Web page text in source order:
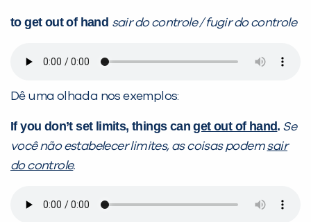
to get out of hand sair do controle / fugir do controle
Dê uma olhada nos exemplos:
If you don’t set limits, things canget out of hand. Se
você não estabelecer limites, as coisas podemsair
do controle.